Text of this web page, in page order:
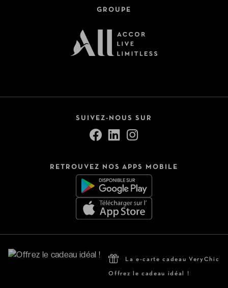
GROUPE
SUIVEZ-NOUS SUR
RETROUVEZ NOS APPS MOBILE
La e-carte cadeau VeryChic
Offrez le cadeau idéal !